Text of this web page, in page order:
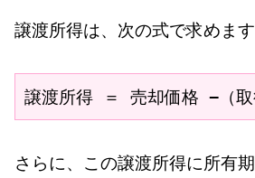
譲渡所得は、次の式で求めます
譲渡所得 ＝ 売却価格 −（取
さらに、この譲渡所得に所有